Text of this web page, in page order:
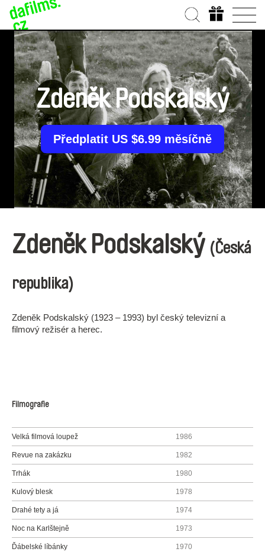
Zdeněk Podskalský
Předplatit US $6.99 měsíčně
Zdeněk Podskalský (Česká
republika)
Zdeněk Podskalský (1923 – 1993) byl český televizní a
filmový režisér a herec.
Filmografie
Velká filmová loupež 1986
Revue na zakázku 1982
Trhák 1980
Kulový blesk 1978
Drahé tety a já 1974
Noc na Karlštejně 1973
Ďábelské líbánky 1970